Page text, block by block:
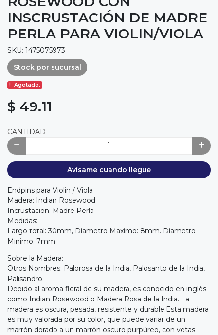
INSCRUSTACIÓN DE MADRE
PERLA PARA VIOLIN/VIOLA
SKU: 1475075973
Stock por sucursal
Agotado.
$ 49.11
CANTIDAD
Avísame cuando llegue
Endpins para Violin / Viola
Madera: Indian Rosewood
Incrustacion: Madre Perla
Medidas:
Largo total: 30mm, Diametro Maximo: 8mm. Diametro
Minimo: 7mm
Sobre la Madera:
Otros Nombres: Palorosa de la India, Palosanto de la India,
Palisandro.
Debido al aroma floral de su madera, es conocido en inglés
como Indian Rosewood o Madera Rosa de la India. La
madera es oscura, pesada, resistente y durable.Esta madera
es muy valorada por su color, que puede variar de un
marrón dorado a un marrón oscuro purpúreo, con vetas